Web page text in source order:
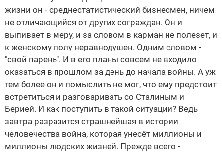
жизни он - среднестатистический бизнесмен, ничем
не отличающийся от других сограждан. Он и
выпивает в меру, и за словом в карман не полезет, и
к женскому полу неравнодушен. Одним словом -
"свой парень". И в его планы совсем не входило
оказаться в прошлом за день до начала войны. А уж
тем более он и помыслить не мог, что ему предстоит
встретиться и разговаривать со Сталиным и
Берией. И как поступить в такой ситуации? Ведь
завтра разразится страшнейшая в истории
человечества война, которая унесёт миллионы и
миллионы людских жизней. Прежде всего -